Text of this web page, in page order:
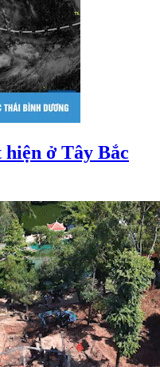
hiện ở Tây Bắc